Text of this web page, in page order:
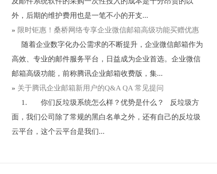
外，后期的维护费用也是一笔不小的开支...
» 限时钜惠！桑桥网络专享企业微信邮箱高级功能买赠优惠
随着企业数字化办公需求的不断提升，企业微信邮箱作为
高效、专业的邮件服务平台，日益成为企业首选。企业微信
邮箱高级功能，前称腾讯企业邮箱收费版，集...
» 关于腾讯企业邮箱新用户的Q&A QA 常见提问
1. 你们反垃圾系统怎么样？优势是什么？ 反垃圾方
面，我们公司除了常规的黑白名单之外，还有自己的反垃圾
云平台，这个云平台是我们...